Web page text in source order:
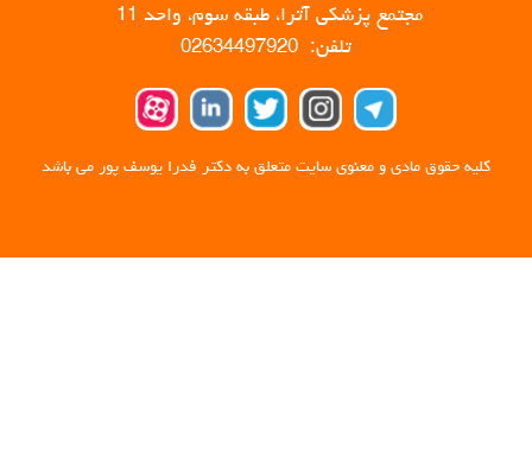
مجتمع پزشکی آترا، طبقه سوم، واحد 11
تلفن: 02634497920
کلیه حقوق مادی و معنوی سایت متعلق به دکتر فدرا یوسف پور می باشد